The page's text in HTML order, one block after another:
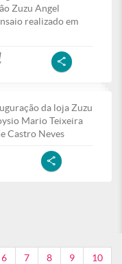
Zuzu Angel
realizado em
da loja Zuzu
Mario Teixeira
Castro Neves
6 7 8 9 10